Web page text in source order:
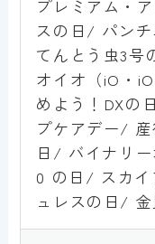
プレミアム・
スの日/ パン
てんとう虫3
オイオ（iO・
めよう！DXの
プケアデー/
日/ バイナリ
0 の日/ スカイ
ュレスの日/ 金